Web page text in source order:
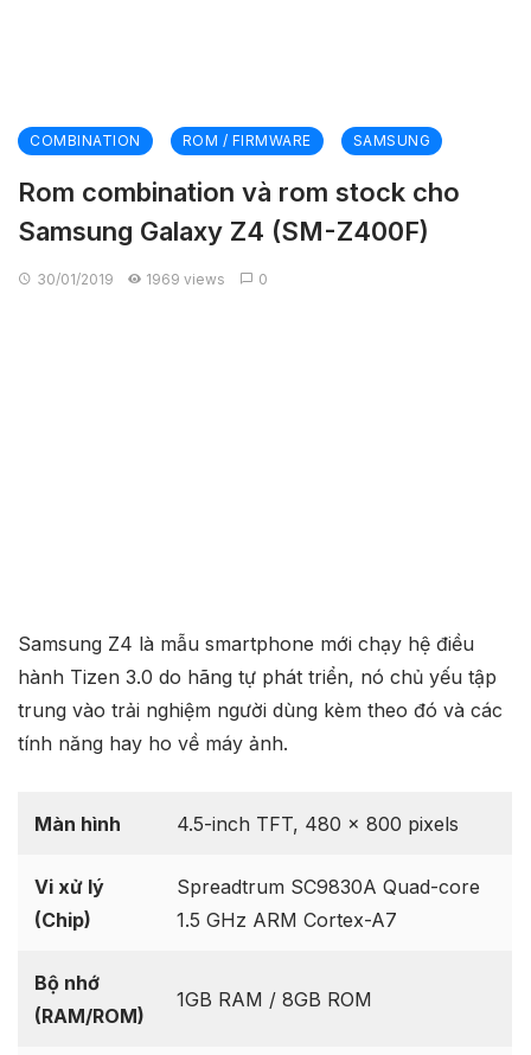
COMBINATION ROM / FIRMWARE SAMSUNG
Rom combination và rom stock cho
Samsung Galaxy Z4 (SM-Z400F)
30/01/2019 1969 views 0
Samsung Z4 là mẫu smartphone mới chạy hệ điều
hành Tizen 3.0 do hãng tự phát triển, nó chủ yếu tập
trung vào trải nghiệm người dùng kèm theo đó và các
tính năng hay ho về máy ảnh.
Màn hình 4.5-inch TFT, 480 x 800 pixels
Vi xử lý
(Chip)
Spreadtrum SC9830A Quad-core
1.5 GHz ARM Cortex-A7
Bộ nhớ
(RAM/ROM)
1GB RAM / 8GB ROM